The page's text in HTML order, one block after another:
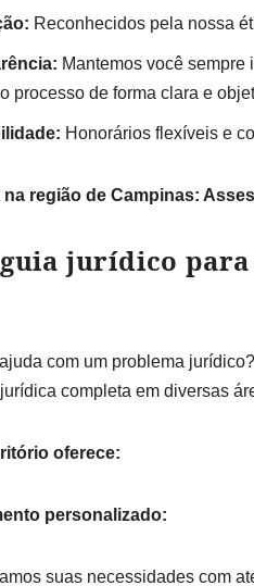
Reconhecidos pela nossa
Mantemos você
processo de forma clara e
Honorários flexíveis e
região de Campinas:
jurídico
com um problema
completa em diversas
oferece:
personalizado:
suas necessidades com